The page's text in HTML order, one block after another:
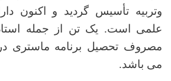
وتربیه تأسیس گردید و اکنون
علمی است. یک تن از جمله
مصروف تحصیل برنامه ماستری
می باشد.